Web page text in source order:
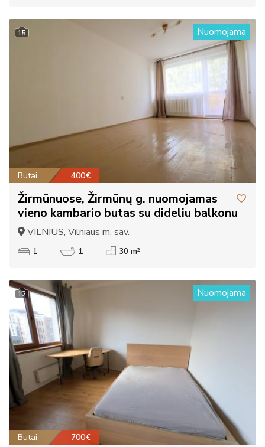
15 Nuomojama
Butai 400€
Žirmūnuose, Žirmūnų g. nuomojamas
vieno kambario butas su dideliu balkonu
VILNIUS, Vilniaus m. sav.
1 1 30 m²
12 Nuomojama
Butai 700€